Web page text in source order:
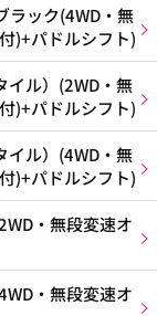
ック(4WD・無
)+パドルシフト)
ル）(2WD・無
)+パドルシフト)
ル）(4WD・無
)+パドルシフト)
・無段変速オ
・無段変速オ